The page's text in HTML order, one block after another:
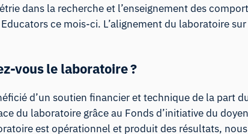
dans la recherche et l’enseignement des
ce mois-ci. L’alignement du laboratoire
vous le laboratoire ?
d’un soutien financier et technique de la part
du laboratoire grâce au Fonds d’initiative du
est opérationnel et produit des résultats,